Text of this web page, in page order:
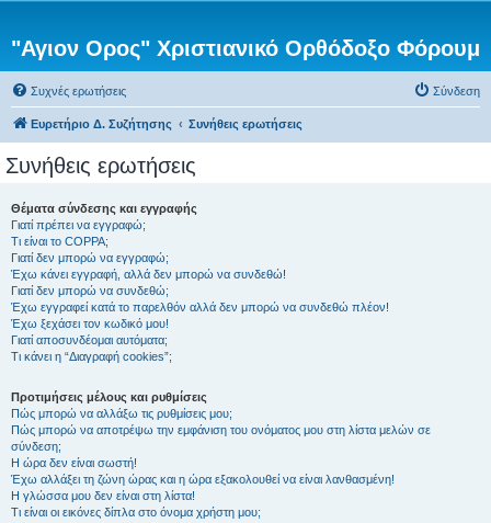
"Αγιον Ορος" Χριστιανικό Ορθόδοξο Φόρουμ
Συχνές ερωτήσεις Σύνδεση
Ευρετήριο Δ. Συζήτησης Συνήθεις ερωτήσεις
Συνήθεις ερωτήσεις
Θέματα σύνδεσης και εγγραφής
Γιατί πρέπει να εγγραφώ;
Τι είναι το COPPA;
Γιατί δεν μπορώ να εγγραφώ;
Έχω κάνει εγγραφή, αλλά δεν μπορώ να συνδεθώ!
Γιατί δεν μπορώ να συνδεθώ;
Έχω εγγραφεί κατά το παρελθόν αλλά δεν μπορώ να συνδεθώ πλέον!
Έχω ξεχάσει τον κωδικό μου!
Γιατί αποσυνδέομαι αυτόματα;
Τι κάνει η “Διαγραφή cookies”;
Προτιμήσεις μέλους και ρυθμίσεις
Πώς μπορώ να αλλάξω τις ρυθμίσεις μου;
Πώς μπορώ να αποτρέψω την εμφάνιση του ονόματος μου στη λίστα μελών σε
σύνδεση;
Η ώρα δεν είναι σωστή!
Έχω αλλάξει τη ζώνη ώρας και η ώρα εξακολουθεί να είναι λανθασμένη!
Η γλώσσα μου δεν είναι στη λίστα!
Τι είναι οι εικόνες δίπλα στο όνομα χρήστη μου;